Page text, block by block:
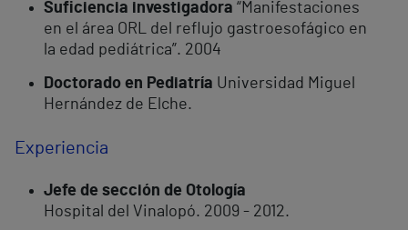
Suficiencia investigadora “Manifestaciones
en el área ORL del reflujo gastroesofágico en
la edad pediátrica”. 2004
Doctorado en Pediatría Universidad Miguel
Hernández de Elche.
Experiencia
Jefe de sección de Otología
Hospital del Vinalopó. 2009 - 2012.